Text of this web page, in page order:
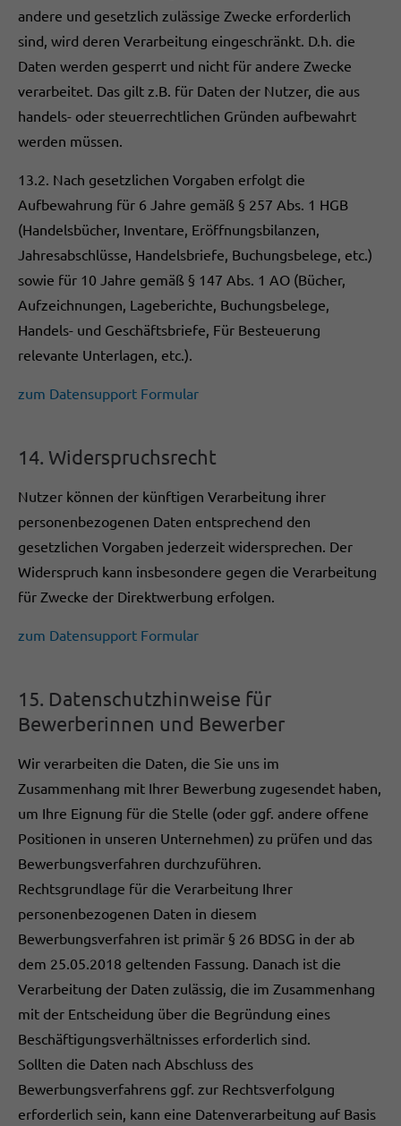
andere und gesetzlich zulässige Zwecke erforderlich
sind, wird deren Verarbeitung eingeschränkt. D.h. die
Daten werden gesperrt und nicht für andere Zwecke
verarbeitet. Das gilt z.B. für Daten der Nutzer, die aus
handels- oder steuerrechtlichen Gründen aufbewahrt
werden müssen.
13.2. Nach gesetzlichen Vorgaben erfolgt die
Aufbewahrung für 6 Jahre gemäß § 257 Abs. 1 HGB
(Handelsbücher, Inventare, Eröffnungsbilanzen,
Jahresabschlüsse, Handelsbriefe, Buchungsbelege, etc.)
sowie für 10 Jahre gemäß § 147 Abs. 1 AO (Bücher,
Aufzeichnungen, Lageberichte, Buchungsbelege,
Handels- und Geschäftsbriefe, Für Besteuerung
relevante Unterlagen, etc.).
zum Datensupport Formular
14. Widerspruchsrecht
Nutzer können der künftigen Verarbeitung ihrer
personenbezogenen Daten entsprechend den
gesetzlichen Vorgaben jederzeit widersprechen. Der
Widerspruch kann insbesondere gegen die Verarbeitung
für Zwecke der Direktwerbung erfolgen.
zum Datensupport Formular
15. Datenschutzhinweise für
Bewerberinnen und Bewerber
Wir verarbeiten die Daten, die Sie uns im
Zusammenhang mit Ihrer Bewerbung zugesendet haben,
um Ihre Eignung für die Stelle (oder ggf. andere offene
Positionen in unseren Unternehmen) zu prüfen und das
Bewerbungsverfahren durchzuführen.
Rechtsgrundlage für die Verarbeitung Ihrer
personenbezogenen Daten in diesem
Bewerbungsverfahren ist primär § 26 BDSG in der ab
dem 25.05.2018 geltenden Fassung. Danach ist die
Verarbeitung der Daten zulässig, die im Zusammenhang
mit der Entscheidung über die Begründung eines
Beschäftigungsverhältnisses erforderlich sind.
Sollten die Daten nach Abschluss des
Bewerbungsverfahrens ggf. zur Rechtsverfolgung
erforderlich sein, kann eine Datenverarbeitung auf Basis